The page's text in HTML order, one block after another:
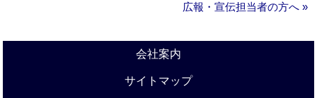
広報・宣伝担当者の方へ »
会社案内
サイトマップ